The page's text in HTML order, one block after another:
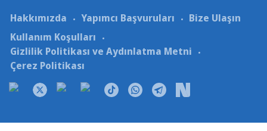
Hakkımızda Yapımcı Başvuruları
Bize Ulaşın
Kullanım Koşulları
Gizlilik Politikası ve Aydınlatma Metni
Çerez Politikası